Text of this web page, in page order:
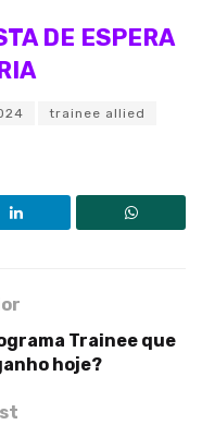
DE ESPERA
trainee allied
Trainee que
hoje?